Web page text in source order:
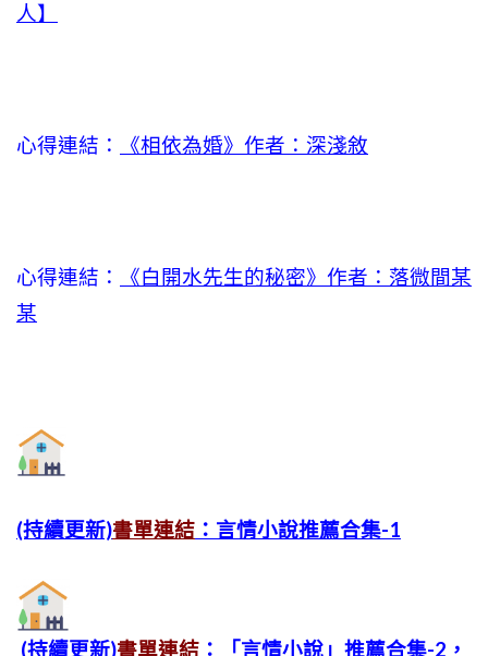
人】
心得連結： 《相依為婚》作者：深淺敘
心得連結：
《白開水先生的秘密》作者：落微間某
某
(持續更新)書單連結 ：言情小說推薦合集-1
(持續更新)書單連結 ：「言情小說」推薦合集-2，